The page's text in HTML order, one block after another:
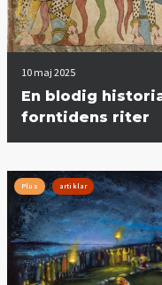
10 maj 2025
En blodig
forntidens riter
Plus artiklar